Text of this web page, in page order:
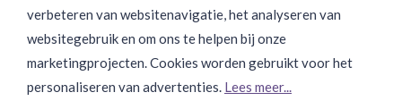
Binnen 24 uur Discreet Bezorgd:
Join Onze Community:
verbeteren van websitenavigatie, het analyseren van
websitegebruik en om ons te helpen bij onze
marketingprojecten. Cookies worden gebruikt voor het
personaliseren van advertenties. Lees meer...